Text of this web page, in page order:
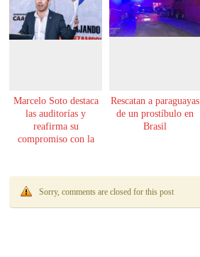
Marcelo Soto destaca
las auditorías y
reafirma su
compromiso con la
Rescatan a paraguayas
de un prostíbulo en
Brasil
Sorry, comments are closed for this post